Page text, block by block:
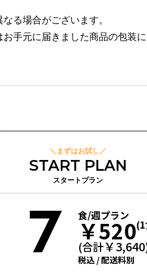
る場合がございます。
手元に届きました商品の包装
＼まずはお試し／
START PLAN
スタートプラン
7 食/週プラン
￥520
(合計￥3,640
税込 / 配送料別